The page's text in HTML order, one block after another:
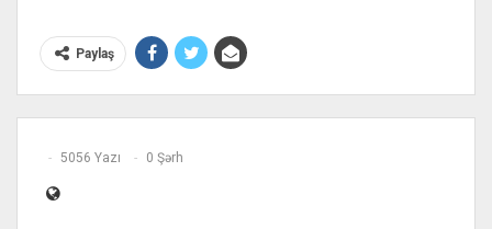
Paylaş
5056 Yazı 0 Şərh